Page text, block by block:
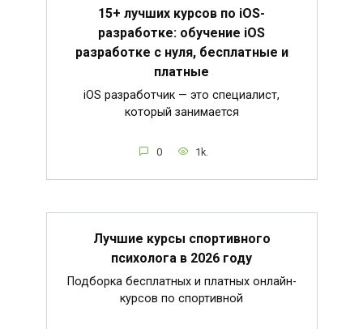
15+ лучших курсов по iOS-
разработке: обучение iOS
разработке с нуля, бесплатные и
платные
iOS разработчик — это специалист,
который занимается
0 1k.
Лучшие курсы спортивного
психолога в 2026 году
Подборка бесплатных и платных онлайн-
курсов по спортивной